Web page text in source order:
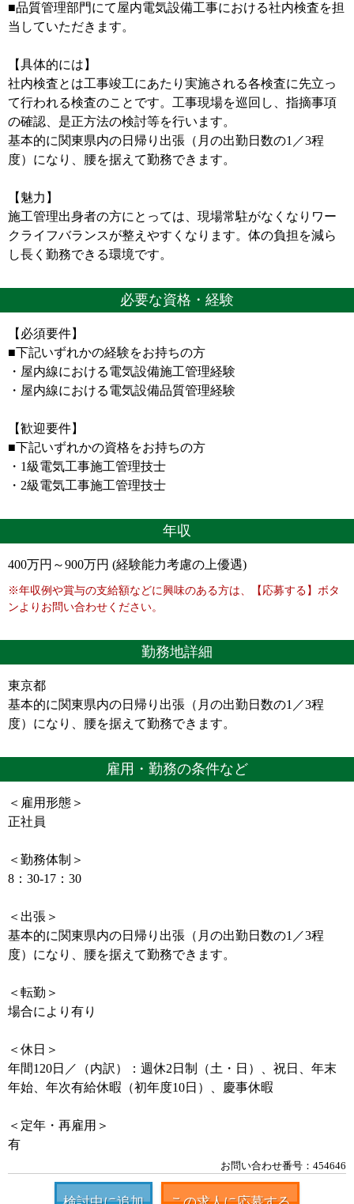
■品質管理部門にて屋内電気設備工事における社内検査を担
当していただきます。
【具体的には】
社内検査とは工事竣工にあたり実施される各検査に先立っ
て行われる検査のことです。工事現場を巡回し、指摘事項
の確認、是正方法の検討等を行います。
基本的に関東県内の日帰り出張（月の出勤日数の1／3程
度）になり、腰を据えて勤務できます。
【魅力】
施工管理出身者の方にとっては、現場常駐がなくなりワー
クライフバランスが整えやすくなります。体の負担を減ら
し長く勤務できる環境です。
必要な資格・経験
【必須要件】
■下記いずれかの経験をお持ちの方
・屋内線における電気設備施工管理経験
・屋内線における電気設備品質管理経験
【歓迎要件】
■下記いずれかの資格をお持ちの方
・1級電気工事施工管理技士
・2級電気工事施工管理技士
年収
400万円～900万円 (経験能力考慮の上優遇)
※年収例や賞与の支給額などに興味のある方は、【応募する】ボタ
ンよりお問い合わせください。
勤務地詳細
東京都
基本的に関東県内の日帰り出張（月の出勤日数の1／3程
度）になり、腰を据えて勤務できます。
雇用・勤務の条件など
＜雇用形態＞
正社員
＜勤務体制＞
8：30-17：30
＜出張＞
基本的に関東県内の日帰り出張（月の出勤日数の1／3程
度）になり、腰を据えて勤務できます。
＜転勤＞
場合により有り
＜休日＞
年間120日／（内訳）：週休2日制（土・日）、祝日、年末
年始、年次有給休暇（初年度10日）、慶事休暇
＜定年・再雇用＞
有
お問い合わせ番号：454646